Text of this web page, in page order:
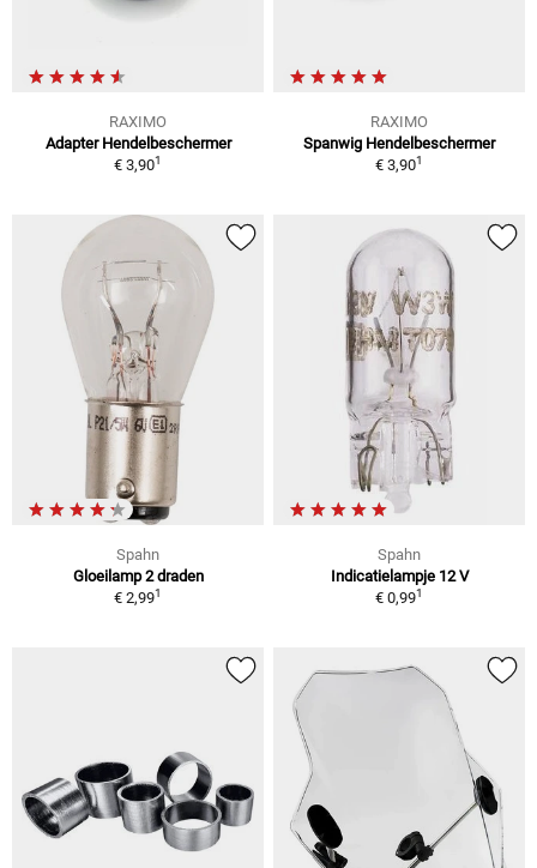
RAXIMO
Adapter Hendelbeschermer
€ 3,901
RAXIMO
Spanwig Hendelbeschermer
€ 3,901
Spahn
Gloeilamp 2 draden
€ 2,991
Spahn
Indicatielampje 12 V
€ 0,991